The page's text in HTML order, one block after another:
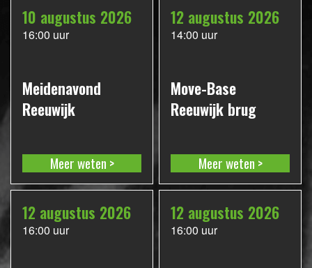
10 augustus 2026
16:00 uur
Meidenavond
Reeuwijk
Meer weten
12 augustus 2026
14:00 uur
Move-Base
Reeuwijk brug
Meer weten
12 augustus 2026
16:00 uur
12 augustus 2026
16:00 uur